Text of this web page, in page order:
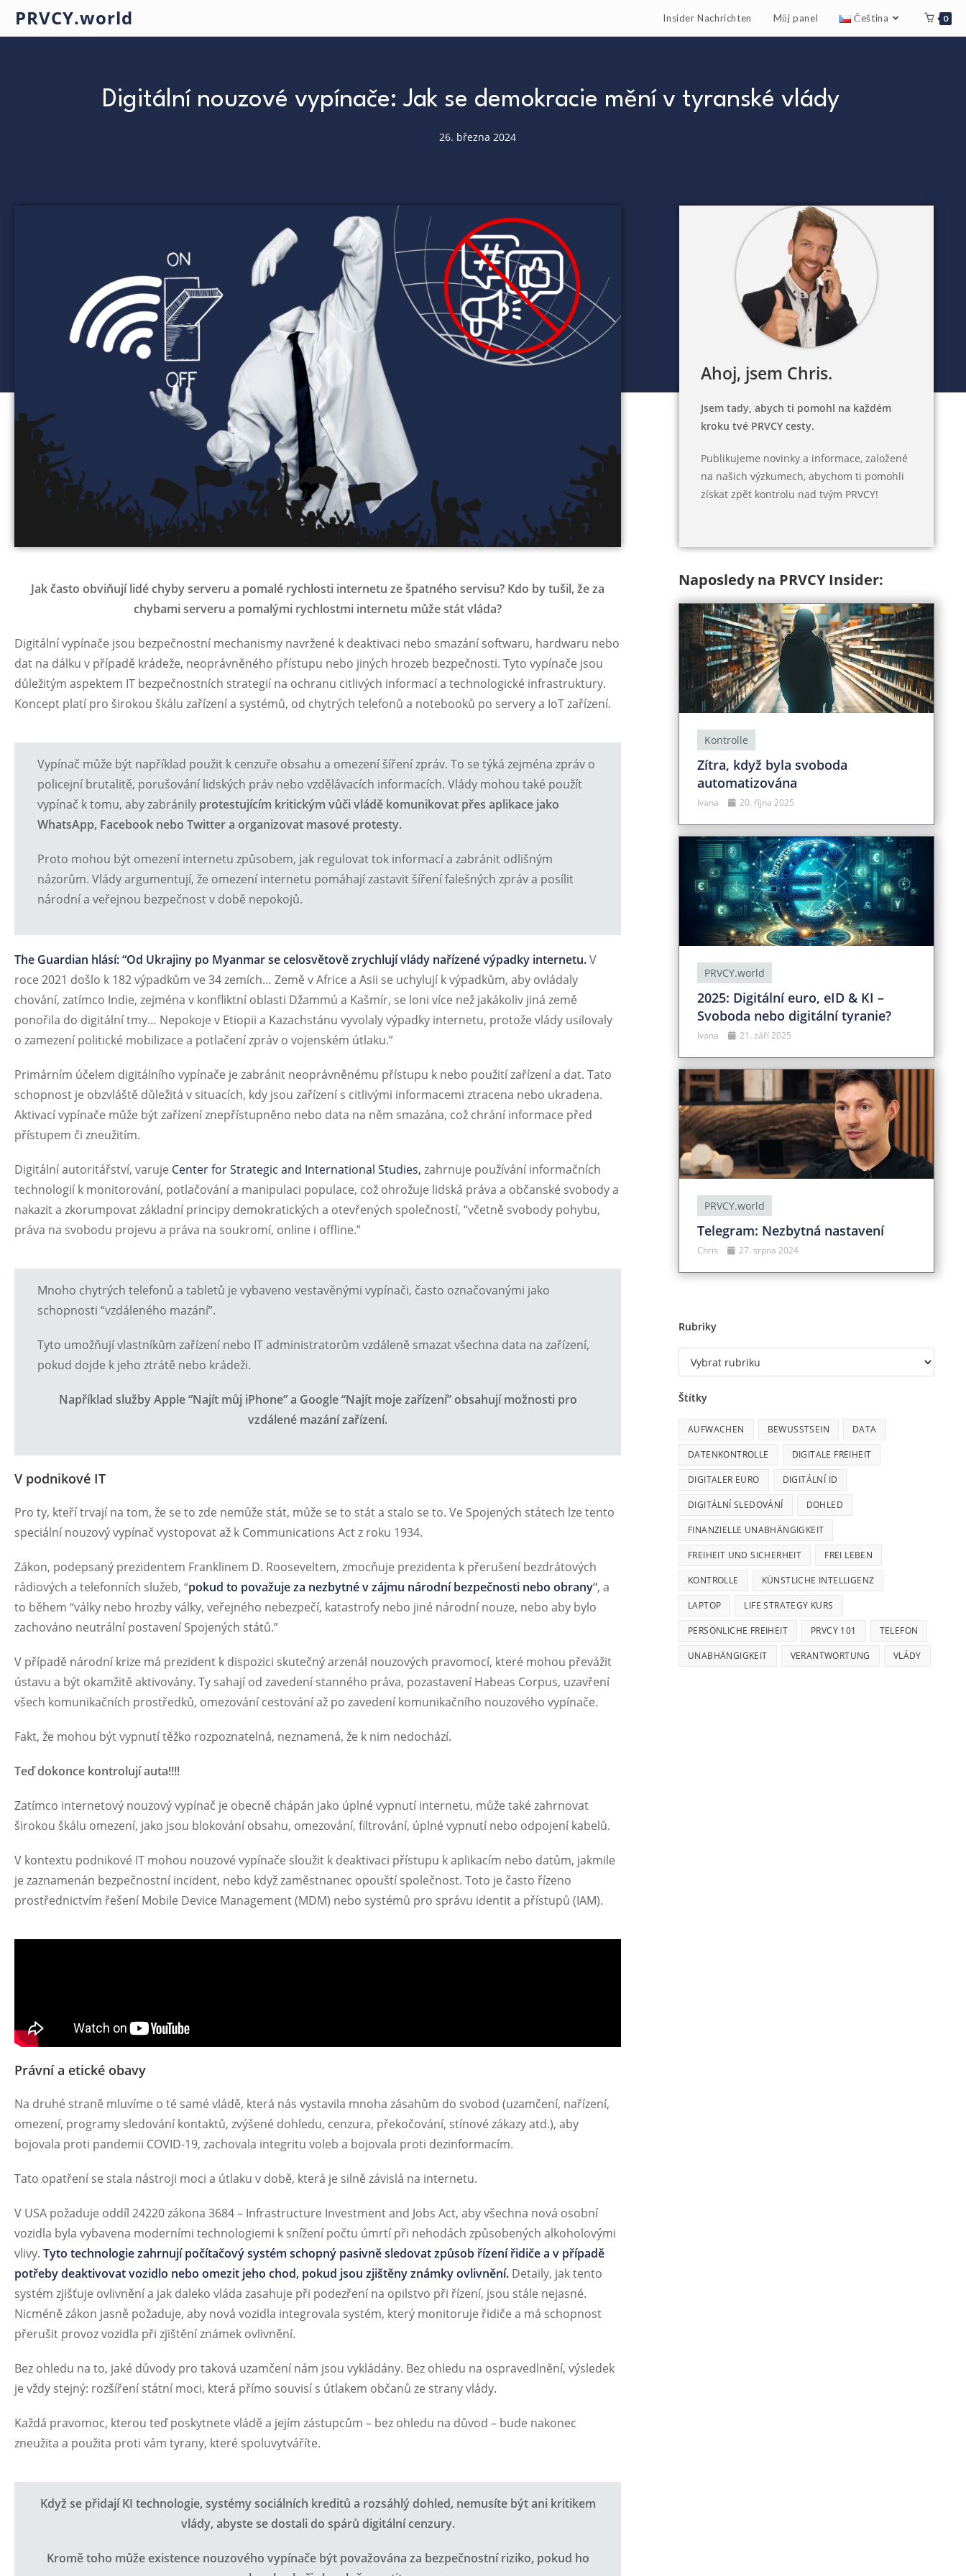
PRVCY.world Insider Nachrichten Můj panel Čeština 0
Digitální nouzové vypínače: Jak se demokracie mění v tyranské vlády
26. března 2024
Ahoj, jsem Chris.
Jsem tady, abych ti pomohl na každém
kroku tvé PRVCY cesty.
Publikujeme novinky a informace, založené
na našich výzkumech, abychom ti pomohli
získat zpět kontrolu nad tvým PRVCY!
Jak často obviňují lidé chyby serveru a pomalé rychlosti internetu ze špatného servisu? Kdo by tušil, že za
chybami serveru a pomalými rychlostmi internetu může stát vláda?
Digitální vypínače jsou bezpečnostní mechanismy navržené k deaktivaci nebo smazání softwaru, hardwaru nebo
dat na dálku v případě krádeže, neoprávněného přístupu nebo jiných hrozeb bezpečnosti. Tyto vypínače jsou
důležitým aspektem IT bezpečnostních strategií na ochranu citlivých informací a technologické infrastruktury.
Koncept platí pro širokou škálu zařízení a systémů, od chytrých telefonů a notebooků po servery a IoT zařízení.
Vypínač může být například použit k cenzuře obsahu a omezení šíření zpráv. To se týká zejména zpráv o
policejní brutalitě, porušování lidských práv nebo vzdělávacích informacích. Vlády mohou také použít
vypínač k tomu, aby zabránily protestujícím kritickým vůči vládě komunikovat přes aplikace jako
WhatsApp, Facebook nebo Twitter a organizovat masové protesty.
Proto mohou být omezení internetu způsobem, jak regulovat tok informací a zabránit odlišným
názorům. Vlády argumentují, že omezení internetu pomáhají zastavit šíření falešných zpráv a posílit
národní a veřejnou bezpečnost v době nepokojů.
The Guardian hlásí: “Od Ukrajiny po Myanmar se celosvětově zrychlují vlády nařízené výpadky internetu.V
roce 2021 došlo k 182 výpadkům ve 34 zemích… Země v Africe a Asii se uchylují k výpadkům, aby ovládaly
chování, zatímco Indie, zejména v konfliktní oblasti Džammú a Kašmír, se loni více než jakákoliv jiná země
ponořila do digitální tmy… Nepokoje v Etiopii a Kazachstánu vyvolaly výpadky internetu, protože vlády usilovaly
o zamezení politické mobilizace a potlačení zpráv o vojenském útlaku.”
Primárním účelem digitálního vypínače je zabránit neoprávněnému přístupu k nebo použití zařízení a dat. Tato
schopnost je obzvláště důležitá v situacích, kdy jsou zařízení s citlivými informacemi ztracena nebo ukradena.
Aktivací vypínače může být zařízení znepřístupněno nebo data na něm smazána, což chrání informace před
přístupem či zneužitím.
Digitální autoritářství, varuje Center for Strategic and International Studies, zahrnuje používání informačních
technologií k monitorování, potlačování a manipulaci populace, což ohrožuje lidská práva a občanské svobody a
nakazit a zkorumpovat základní principy demokratických a otevřených společností, “včetně svobody pohybu,
práva na svobodu projevu a práva na soukromí, online i offline.”
Mnoho chytrých telefonů a tabletů je vybaveno vestavěnými vypínači, často označovanými jako
schopnosti “vzdáleného mazání”.
Tyto umožňují vlastníkům zařízení nebo IT administratorům vzdáleně smazat všechna data na zařízení,
pokud dojde k jeho ztrátě nebo krádeži.
Například služby Apple “Najít můj iPhone” a Google “Najít moje zařízení” obsahují možnosti pro
vzdálené mazání zařízení.
V podnikové IT
Pro ty, kteří trvají na tom, že se to zde nemůže stát, může se to stát a stalo se to. Ve Spojených státech lze tento
speciální nouzový vypínač vystopovat až k Communications Act z roku 1934.
Zákon, podepsaný prezidentem Franklinem D. Rooseveltem, zmocňuje prezidenta k přerušení bezdrátových
rádiových a telefonních služeb, “pokud to považuje za nezbytné v zájmu národní bezpečnosti nebo obrany“, a
to během “války nebo hrozby války, veřejného nebezpečí, katastrofy nebo jiné národní nouze, nebo aby bylo
zachováno neutrální postavení Spojených států.”
V případě národní krize má prezident k dispozici skutečný arzenál nouzových pravomocí, které mohou převážit
ústavu a být okamžitě aktivovány. Ty sahají od zavedení stanného práva, pozastavení Habeas Corpus, uzavření
všech komunikačních prostředků, omezování cestování až po zavedení komunikačního nouzového vypínače.
Fakt, že mohou být vypnutí těžko rozpoznatelná, neznamená, že k nim nedochází.
Teď dokonce kontrolují auta!!!!
Zatímco internetový nouzový vypínač je obecně chápán jako úplné vypnutí internetu, může také zahrnovat
širokou škálu omezení, jako jsou blokování obsahu, omezování, filtrování, úplné vypnutí nebo odpojení kabelů.
V kontextu podnikové IT mohou nouzové vypínače sloužit k deaktivaci přístupu k aplikacím nebo datům, jakmile
je zaznamenán bezpečnostní incident, nebo když zaměstnanec opouští společnost. Toto je často řízeno
prostřednictvím řešení Mobile Device Management (MDM) nebo systémů pro správu identit a přístupů (IAM).
Právní a etické obavy
Na druhé straně mluvíme o té samé vládě, která nás vystavila mnoha zásahům do svobod (uzamčení, nařízení,
omezení, programy sledování kontaktů, zvýšené dohledu, cenzura, překočování, stínové zákazy atd.), aby
bojovala proti pandemii COVID-19, zachovala integritu voleb a bojovala proti dezinformacím.
Tato opatření se stala nástroji moci a útlaku v době, která je silně závislá na internetu.
V USA požaduje oddíl 24220 zákona 3684 – Infrastructure Investment and Jobs Act, aby všechna nová osobní
vozidla byla vybavena moderními technologiemi k snížení počtu úmrtí při nehodách způsobených alkoholovými
vlivy. Tyto technologie zahrnují počítačový systém schopný pasivně sledovat způsob řízení řidiče a v případě
potřeby deaktivovat vozidlo nebo omezit jeho chod, pokud jsou zjištěny známky ovlivnění. Detaily, jak tento
systém zjišťuje ovlivnění a jak daleko vláda zasahuje při podezření na opilstvo při řízení, jsou stále nejasné.
Nicméně zákon jasně požaduje, aby nová vozidla integrovala systém, který monitoruje řidiče a má schopnost
přerušit provoz vozidla při zjištění známek ovlivnění.
Bez ohledu na to, jaké důvody pro taková uzamčení nám jsou vykládány. Bez ohledu na ospravedlnění, výsledek
je vždy stejný: rozšíření státní moci, která přímo souvisí s útlakem občanů ze strany vlády.
Každá pravomoc, kterou teď poskytnete vládě a jejím zástupcům – bez ohledu na důvod – bude nakonec
zneužita a použita proti vám tyrany, které spoluvytváříte.
Když se přidají KI technologie, systémy sociálních kreditů a rozsáhlý dohled, nemusíte být ani kritikem
vlády, abyste se dostali do spárů digitální cenzury.
Kromě toho může existence nouzového vypínače být považována za bezpečnostní riziko, pokud ho
Naposledy na PRVCY Insider:
Kontrolle
Zítra, když byla svoboda
automatizována
Ivana 20. října 2025
PRVCY.world
2025: Digitální euro, eID & KI –
Svoboda nebo digitální tyranie?
Ivana 21. září 2025
PRVCY.world
Telegram: Nezbytná nastavení
Chris 27. srpna 2024
Rubriky
Štítky
AUFWACHEN BEWUSSTSEIN DATA
DATENKONTROLLE DIGITALE FREIHEIT
DIGITALER EURO DIGITÁLNÍ ID
DIGITÁLNÍ SLEDOVÁNÍ DOHLED
FINANZIELLE UNABHÄNGIGKEIT
FREIHEIT UND SICHERHEIT FREI LEBEN
KONTROLLE KÜNSTLICHE INTELLIGENZ
LAPTOP LIFE STRATEGY KURS
PERSÖNLICHE FREIHEIT PRVCY 101 TELEFON
UNABHÄNGIGKEIT VERANTWORTUNG VLÁDY